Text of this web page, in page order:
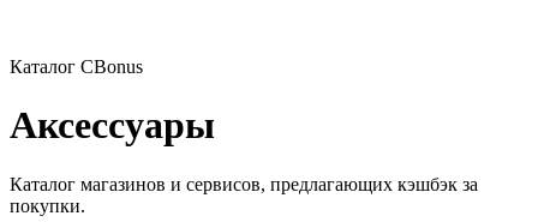
Каталог CBonus
Аксессуары
Каталог магазинов и сервисов, предлагающих кэшбэк за
покупки.